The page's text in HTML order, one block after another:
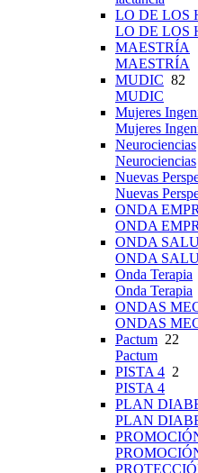
LO DE LOS
LO DE LOS
MAESTRÍA
MAESTRÍA
MUDIC 82
MUDIC
Mujeres
Mujeres
Neurociencias
Neurociencias
Nuevas
Nuevas
ONDA
ONDA
ONDA
ONDA
Onda Terapia
Onda Terapia
ONDAS
ONDAS
Pactum 22
Pactum
PISTA 4 2
PISTA 4
PLAN
PLAN